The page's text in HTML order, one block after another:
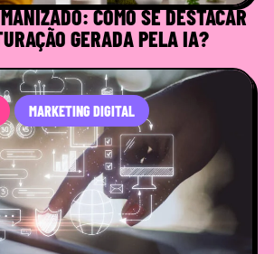
COMO SE DESTACAR
GERADA PELA IA?
MARKETING DIGITAL